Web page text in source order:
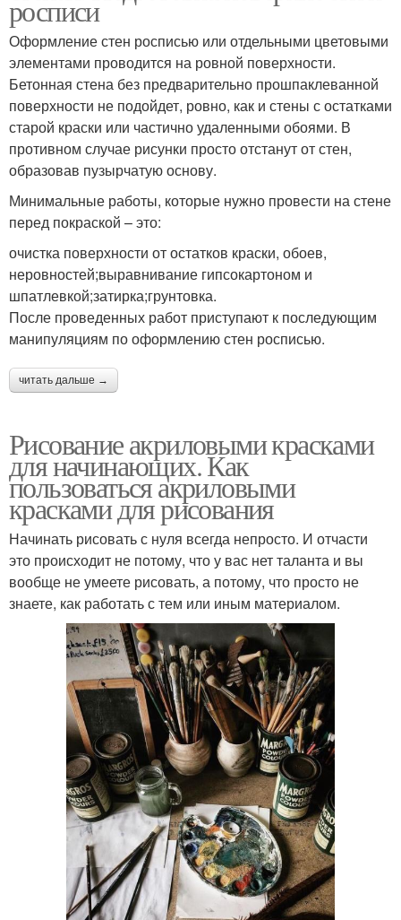
росписи
Оформление стен росписью или отдельными цветовыми
элементами проводится на ровной поверхности.
Бетонная стена без предварительно прошпаклеванной
поверхности не подойдет, ровно, как и стены с остатками
старой краски или частично удаленными обоями. В
противном случае рисунки просто отстанут от стен,
образовав пузырчатую основу.
Минимальные работы, которые нужно провести на стене
перед покраской – это:
очистка поверхности от остатков краски, обоев,
неровностей;выравнивание гипсокартоном и
шпатлевкой;затирка;грунтовка.
После проведенных работ приступают к последующим
манипуляциям по оформлению стен росписью.
читать дальше →
Рисование акриловыми красками
для начинающих. Как
пользоваться акриловыми
красками для рисования
Начинать рисовать с нуля всегда непросто. И отчасти
это происходит не потому, что у вас нет таланта и вы
вообще не умеете рисовать, а потому, что просто не
знаете, как работать с тем или иным материалом.